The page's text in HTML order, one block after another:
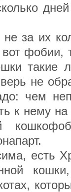
за их
вот
такие
не
чем
к нему
есть